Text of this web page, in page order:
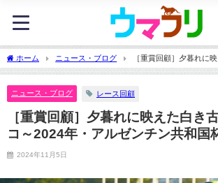
ホーム ニュース・ブログ
［重賞回顧］夕暮れに
コ～2024年・アルゼンチン共和国杯～
ニュース・ブログ レース回顧
［重賞回顧］夕暮れに映えた白き
コ～2024年・アルゼンチン共和国
2024年11月5日